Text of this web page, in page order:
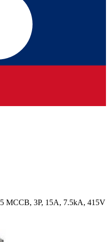
MCCB, 3P, 15A, 7.5kA, 415V